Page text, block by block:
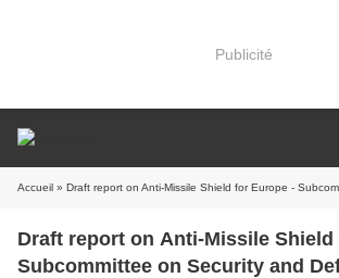
Publicité
Accueil » Draft report on Anti-Missile Shield for Europe -
Draft report on Anti-Missile Shield
Subcommittee on Security and